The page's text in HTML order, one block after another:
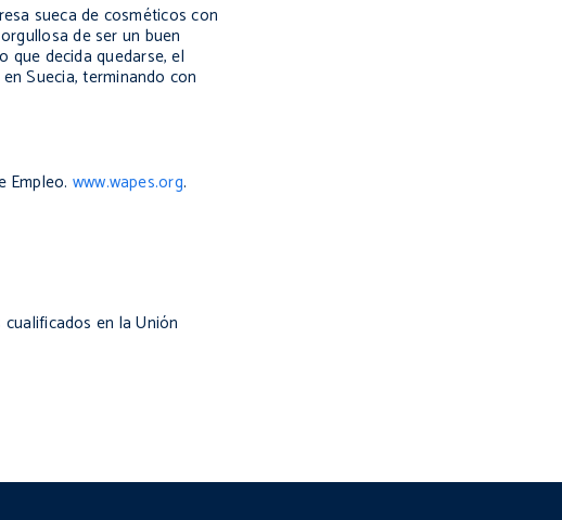
sueca de cosméticos con
de ser un buen
que decida quedarse, el
Suecia, terminando con
Empleo. www.wapes.org.
en la Unión